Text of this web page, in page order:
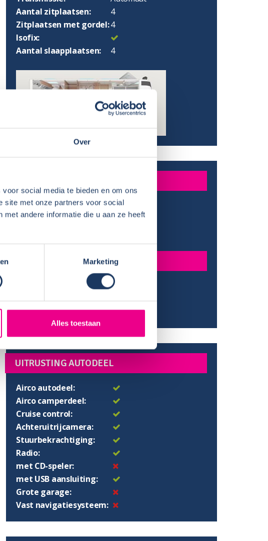
Over
social media te bieden en om ons
site met onze partners voor social
andere informatie die u aan ze heeft
Marketing
Alles toestaan
Aantal zitplaatsen:
4
Zitplaatsen met gordel:4
Isofix:
Aantal slaapplaatsen:
4
Lengte:
699 cm
Hoogte:
300 cm
Stahoogte:
205 cm
cm
Hefbed:
200x160 cm
Fransbed:
200x130
UITRUSTING AUTODEEL
Airco autodeel:
Airco camperdeel:
Cruise control:
Achteruitrijcamera:
Stuurbekrachtiging:
Radio:
met CD-speler:
met USB aansluiting:
Grote garage:
Vast navigatiesysteem: